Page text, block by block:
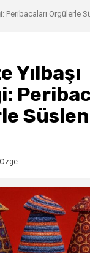
Peribacaları Örgülerle
Yılbaşı
Ozge